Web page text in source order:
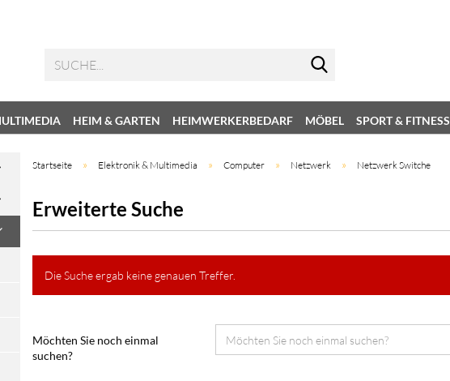
HEIM & GARTEN HEIMWERKERBEDARF MÖBEL SPORT & FITNESS
Startseite » Elektronik & Multimedia » Computer » Netzwerk » Netzwerk Switche
Erweiterte Suche
Die Suche ergab keine genauen Treffer.
Möchten Sie noch einmal
suchen?